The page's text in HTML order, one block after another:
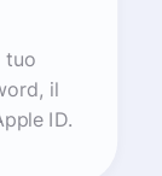
tuo
il
ID.